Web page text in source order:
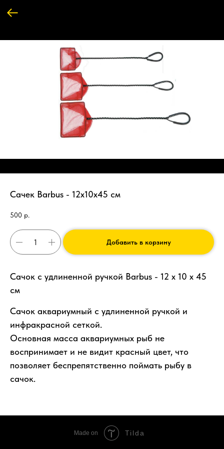
Сачек Barbus - 12х10х45 см
500 р.
Добавить в корзину
Сачок с удлиненной ручкой Barbus - 12 х 10 х 45
см
Сачок аквариумный с удлиненной ручкой и
инфракрасной сеткой.
Основная масса аквариумных рыб не
воспринимает и не видит красный цвет, что
позволяет беспрепятственно поймать рыбу в
сачок.
Made on Tilda